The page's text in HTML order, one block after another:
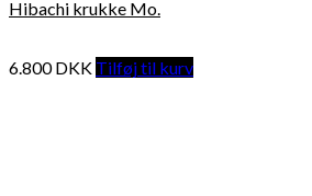
Hibachi krukke Mo.
6.800DKK Tilføj til kurv